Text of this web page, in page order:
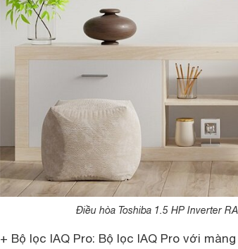
Điều hòa Toshiba 1.5 HP Inverter
+ Bộ lọc IAQ Pro: Bộ lọc IAQ Pro với